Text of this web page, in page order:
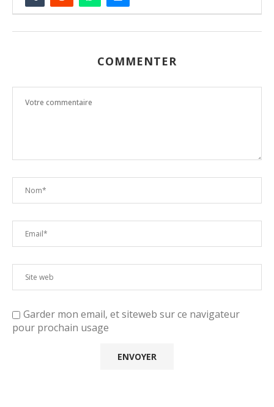
COMMENTER
Garder mon email, et siteweb sur ce navigateur
pour prochain usage